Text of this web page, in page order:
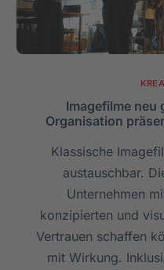
Imagefilme neu
Organisation
Klassische
austauschbar.
Unternehmen
konzipierten und
Vertrauen schaffen
mit Wirkung.